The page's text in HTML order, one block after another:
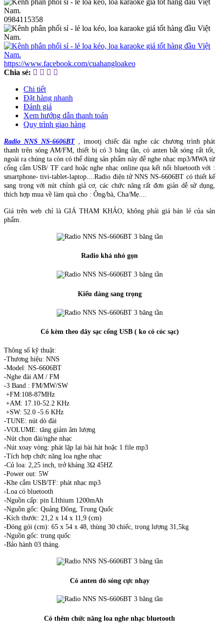
0984115358
https://www.facebook.com/cuahangloakeo
Chia sẻ:
Chi tiết
Đặt hàng nhanh
Đánh giá
Xem hướng dẫn thanh toán
Quy trình giao hàng
Radio NNS NS-6606BT, imootj chiếc đài nghe các chương trình phát
thanh trên sóng AM/FM, thiết bị có 3 băng tần, có anten bắt sóng rất tốt,
ngoài ra chúng ta còn có thể dùng sản phẩm này để nghe nhạc mp3/MWA từ
cổng cắm USB/ TF card hoặc nghe nhạc online qua kết nối bluetooth với :
smartphone- tivi-tablet-laptop....Radio điện tử NNS NS-6606BT có thiết kế
sang trọng với nút chỉnh giả cơ, các chức năng rất đơn giản dễ sử dụng,
thích hợp mua về làm quà cho : Ông/bà, Cha/Mẹ....
Giá trên web chỉ là GIÁ THAM KHẢO, không phải giá bán lẻ của sản
phẩm.
Radio khá nhỏ gọn
Kiểu dáng sang trọng
Có kèm theo dây sạc cổng USB ( ko có cóc sạc)
Thông số kỹ thuật:
-Thương hiệu: NNS
-Model: NS-6606BT
-Nghe đài AM / FM
-3 Band : FM/MW/SW
+FM:108-87MHz
+AM: 17.10-52.2 KHz
+SW: 52.0 -5.6 KHz
-TUNE: nút dò đài
-VOLUME: tăng giảm âm lượng
-Nút chọn đài/nghe nhạc
-Nút xoay vòng: phát lặp lại bài hát hoặc 1 file mp3
-Tích hợp chức năng loa nghe nhạc
-Củ loa: 2,25 inch, trở kháng 3Ω 45HZ
-Power out: 5W
-Khe cắm USB/TF: phát nhạc mp3
-Loa có bluetooth
-Nguồn cấp: pin LIthium 1200mAh
-Nguồn gốc: Quảng Đông, Trung Quốc
-Kích thước: 21,2 x 14 x 11,9 (cm)
-Đóng gói (cm): 65 x 54 x 48, thùng 30 chiếc, trọng lượng 31,5kg
-Nguồn gốc: trung quốc
-Bảo hành 03 tháng.
Có anten dò sóng cực nhạy
Có thêm chức năng loa nghe nhạc bluetooth